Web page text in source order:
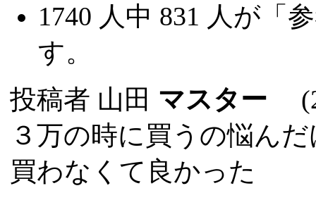
1740 人中 831 人が「
す。
投稿者 山田 マスター
３万の時に買うの悩ん
買わなくて良かった